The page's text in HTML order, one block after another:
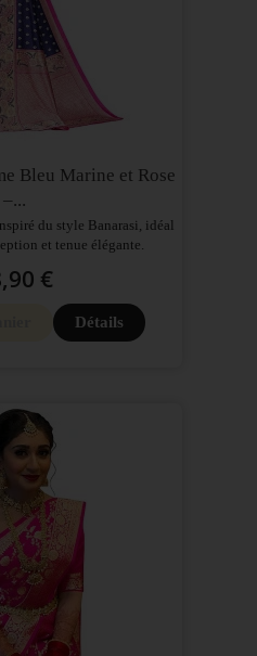
Bleu Marine et Rose
–...
du style Banarasi, idéal
et tenue élégante.
€
Détails